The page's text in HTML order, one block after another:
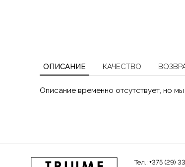
ОПИСАНИЕ КАЧЕСТВО
Описание временно отсутствует, но
Тел.: +375 (29)